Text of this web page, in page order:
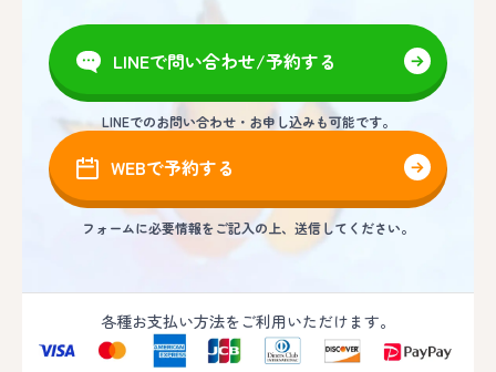
LINEで問い合わせ/予約する
LINEでのお問い合わせ・お申し込みも可能です。
WEBで予約する
フォームに必要情報をご記入の上、送信してください。
各種お支払い方法をご利用いただけます。